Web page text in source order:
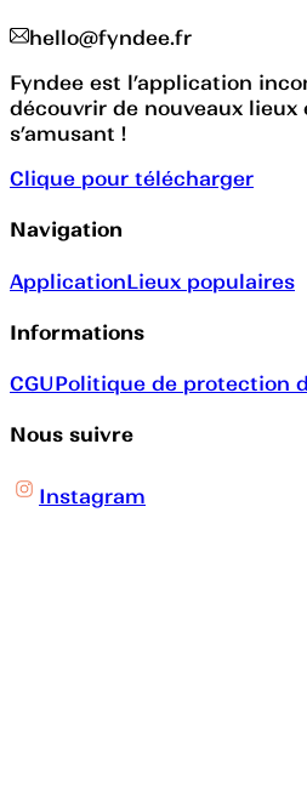
hello@fyndee.fr
Fyndee est l’application
découvrir de nouveaux
s’amusant !
Clique pour télécharger
Navigation
ApplicationLieux populaires
Informations
CGUPolitique de protection
Nous suivre
Instagram